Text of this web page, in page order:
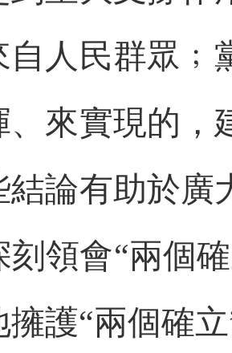
自人民群眾﹔
、來實現的，
結論有助於廣
刻領會“兩個
擁護“兩個確